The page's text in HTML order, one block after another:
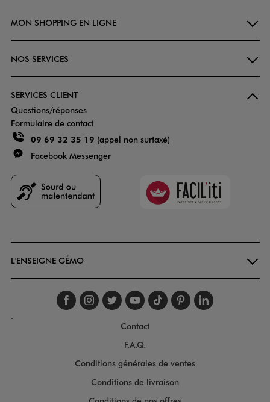
MON SHOPPING EN LIGNE
NOS SERVICES
SERVICES CLIENT
Questions/réponses
Formulaire de contact
09 69 32 35 19 (appel non surtaxé)
Facebook Messenger
Faciliti
L'ENSEIGNE GÉMO
Suivez-nous sur
Suivez-nous sur
Suivez-nous sur
Suivez-nous
Suivez-nous
Suivez-
.
Contact
F.A.Q.
Conditions générales de ventes
Conditions de livraison